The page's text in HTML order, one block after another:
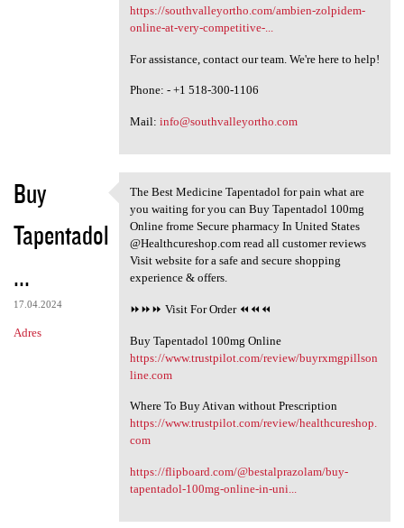
https://southvalleyortho.com/ambien-zolpidem-
online-at-very-competitive-...
For assistance, contact our team. We're here to help!
Phone: - +1 518-300-1106
Mail: info@southvalleyortho.com
Buy
Tapentadol
...
17.04.2024
Adres
The Best Medicine Tapentadol
The Best Medicine Tapentadol for pain what are
you waiting for you can Buy Tapentadol 100mg
Online frome Secure pharmacy In United States
@Healthcureshop.com read all customer reviews
Visit website for a safe and secure shopping
experience & offers.
⏩⏩⏩ Visit For Order ⏪⏪⏪
Buy Tapentadol 100mg Online
https://www.trustpilot.com/review/buyrxmgpillson
line.com
Where To Buy Ativan without Prescription
https://www.trustpilot.com/review/healthcureshop.
com
https://flipboard.com/@bestalprazolam/buy-
tapentadol-100mg-online-in-uni...